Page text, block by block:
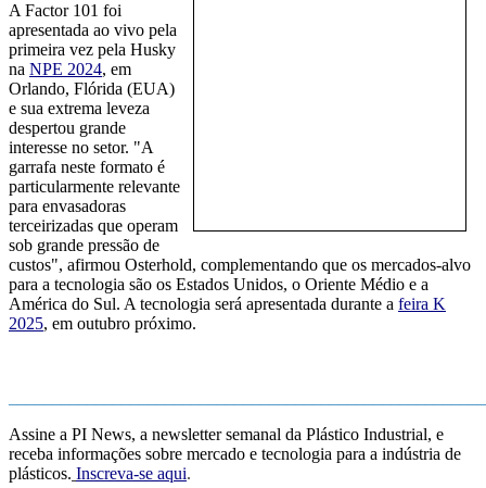
AFactor 101 foi
apresentada ao vivo pela
primeira vez pela Husky
na NPE 2024, em
Orlando, Flórida (EUA)
e sua extrema leveza
despertou grande
interesse no setor. "A
garrafa neste formato é
particularmente relevante
para envasadoras
terceirizadas que operam
sob grande pressão de
custos", afirmou Osterhold, complementando que os mercados-alvo
para a tecnologia são os Estados Unidos, o Oriente Médio e a
América do Sul. A tecnologia será apresentada durante a feira K
2025, em outubro próximo.
Assine a PI News, a newsletter semanal da Plástico Industrial, e
receba informações sobre mercado e tecnologia para a indústria de
plásticos. Inscreva-se aqui.